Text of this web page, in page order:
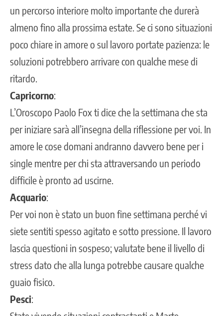
un percorso interiore molto importante che durerà
almeno fino alla prossima estate. Se ci sono situazioni
poco chiare in amore o sul lavoro portate pazienza: le
soluzioni potrebbero arrivare con qualche mese di
ritardo.
Capricorno:
L’Oroscopo Paolo Fox ti dice che la settimana che sta
per iniziare sarà all’insegna della riflessione per voi. In
amore le cose domani andranno davvero bene per i
single mentre per chi sta attraversando un periodo
difficile è pronto ad uscirne.
Acquario:
Per voi non è stato un buon fine settimana perché vi
siete sentiti spesso agitato e sotto pressione. Il lavoro
lascia questioni in sospeso; valutate bene il livello di
stress dato che alla lunga potrebbe causare qualche
guaio fisico.
Pesci: